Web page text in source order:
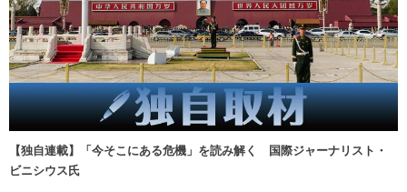
【独自連載】「今そこにある危機」を読み解く 国際ジャーナリスト・
ビニシウス氏